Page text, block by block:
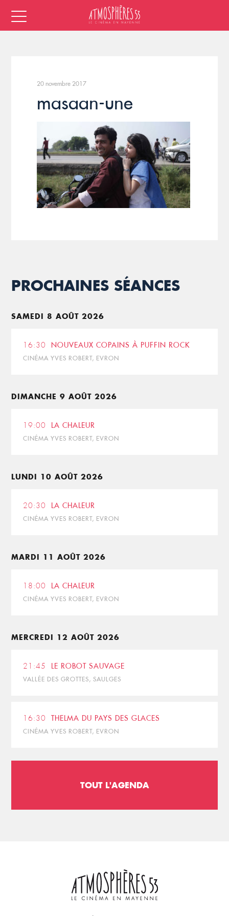
20 novembre 2017
masaan-une
PROCHAINES SÉANCES
SAMEDI 8 AOÛT 2026
16:30 NOUVEAUX COPAINS À PUFFIN ROCK
CINÉMA YVES ROBERT, EVRON
DIMANCHE 9 AOÛT 2026
19:00 LA CHALEUR
CINÉMA YVES ROBERT, EVRON
LUNDI 10 AOÛT 2026
20:30 LA CHALEUR
CINÉMA YVES ROBERT, EVRON
MARDI 11 AOÛT 2026
18:00 LA CHALEUR
CINÉMA YVES ROBERT, EVRON
MERCREDI 12 AOÛT 2026
21:45 LE ROBOT SAUVAGE
VALLÉE DES GROTTES, SAULGES
16:30 THELMA DU PAYS DES GLACES
CINÉMA YVES ROBERT, EVRON
TOUT L'AGENDA